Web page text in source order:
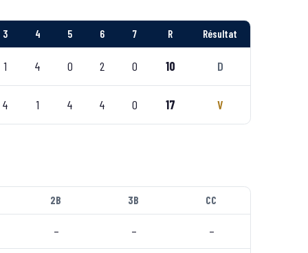
3 4 5 6 7 R Résultat
1 4 0 2 0 10 D
4 1 4 4 0 17 V
2B 3B CC
– – –